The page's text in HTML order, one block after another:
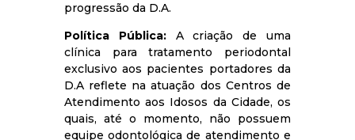
progressão da D.A.
Política Pública: A criação de uma
clínica para tratamento periodontal
exclusivo aos pacientes portadores da
D.A reflete na atuação dos Centros de
Atendimento aos Idosos da Cidade, os
quais, até o momento, não possuem
equipe odontológica de atendimento e